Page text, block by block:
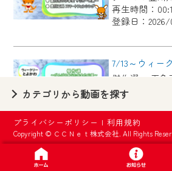
再生時間：
登録日：2026/
7/13～ウィー
テーマ：豊川
再生時間：
登録日：2026/
7/6～ウィー
カテゴリから動画を探す
プライバシーポリシー |利用規約
Copyright © ＣＣＮｅｔ株式会社. All Rights
ページ※』へのログインが必
す。
いたします。
要となります。
※MyIDとは、CCNet Web
各種サービスをご利用頂くた
IDはお客様が使っているメ
で設定できます。